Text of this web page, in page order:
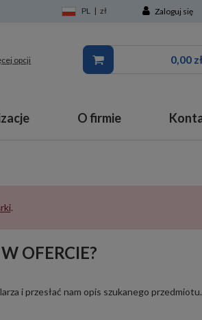
PL | zł Zaloguj się
opcji 0,00 zł
O firmie
.
OFERCIE?
i przesłać nam opis szukanego